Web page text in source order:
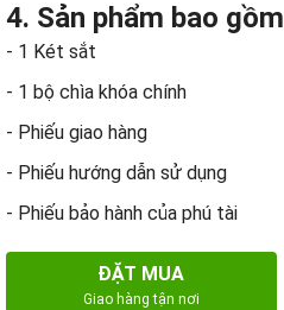
4. Sản phẩm bao gồm
- 1 Két sắt
- 1 bộ chìa khóa chính
- Phiếu giao hàng
- Phiếu hướng dẫn sử dụng
- Phiếu bảo hành của phú tài
ĐẶT MUA
Giao hàng tận nơi